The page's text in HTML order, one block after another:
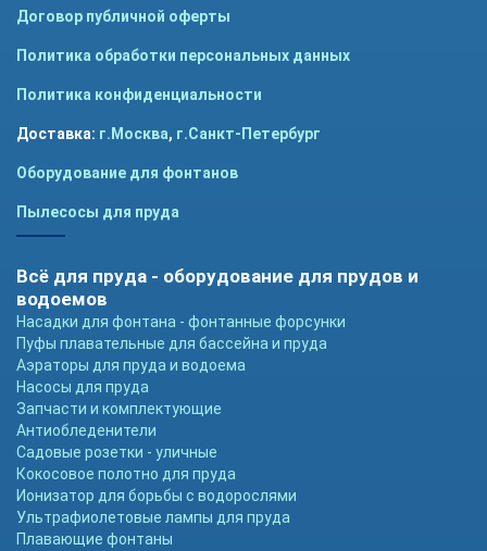
Договор публичной оферты
Политика обработки персональных данных
Политика конфиденциальности
Доставка: г.Москва, г.Санкт-Петербург
Оборудование для фонтанов
Пылесосы для пруда
Всё для пруда - оборудование для прудов и
водоемов
Насадки для фонтана - фонтанные форсунки
Пуфы плавательные для бассейна и пруда
Аэраторы для пруда и водоема
Насосы для пруда
Запчасти и комплектующие
Антиобледенители
Садовые розетки - уличные
Кокосовое полотно для пруда
Ионизатор для борьбы с водорослями
Ультрафиолетовые лампы для пруда
Плавающие фонтаны